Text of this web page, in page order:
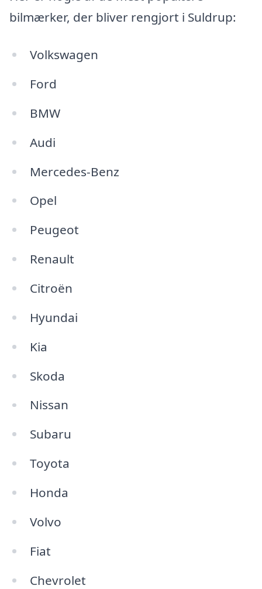
bilmærker, der bliver rengjort i Suldrup:
Volkswagen
Ford
BMW
Audi
Mercedes-Benz
Opel
Peugeot
Renault
Citroën
Hyundai
Kia
Skoda
Nissan
Subaru
Toyota
Honda
Volvo
Fiat
Chevrolet